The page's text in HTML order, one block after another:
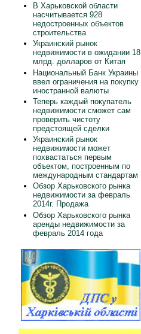
В Харьковской области
насчитывается 928
недостроенных объектов
строительства
Украинский рынок
недвижимости в ожидании 18
млрд. долларов от Китая
Национальный Банк Украины
ввел ограничения на покупку
иностранной валюты
Теперь каждый покупатель
недвижимости сможет сам
проверить чистоту
предстоящей сделки
Украинский рынок
недвижимости может
похвастаться первым
объектом, построенным по
международным стандартам
Обзор Харьковского рынка
недвижимости за февраль
2014г. Продажа
Обзор Харьковского рынка
аренды недвижимости за
февраль 2014 года